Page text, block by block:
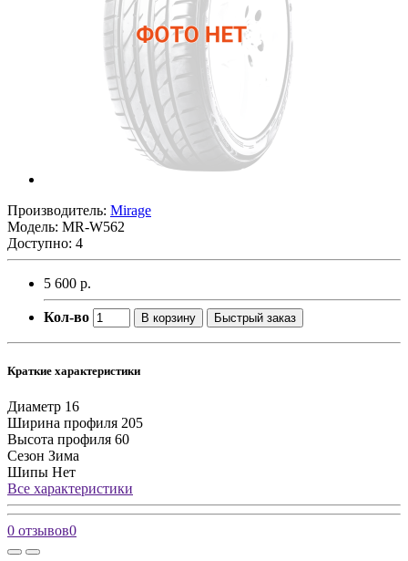
Производитель: Mirage
Модель: MR-W562
Доступно: 4
5 600 р.
Кол-во В корзину Быстрый заказ
Краткие характеристики
Диаметр 16
Ширина профиля 205
Высота профиля 60
Сезон Зима
Шипы Нет
Все характеристики
0 отзывов0